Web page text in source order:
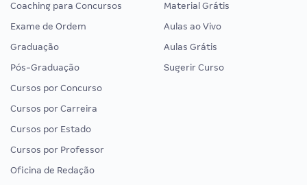
Coaching para Concursos
Exame de Ordem
Graduação
Pós-Graduação
Cursos por Concurso
Cursos por Carreira
Cursos por Estado
Cursos por Professor
Oficina de Redação
Material Grátis
Aulas ao Vivo
Aulas Grátis
Sugerir Curso